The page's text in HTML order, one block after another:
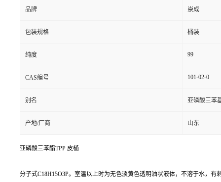
品牌 崇成
包装规格 桶装
纯度 99
CAS编号 101-02-0
别名 亚磷酸三苯
产地/厂商 山东
亚磷酸三苯酯TPP 皮桶
分子式C18H15O3P。室温以上时为无色淡黄色透明油状液体，不溶于水，